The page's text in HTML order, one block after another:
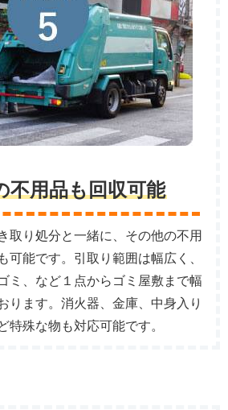
不用品も回収可能
取り処分と一緒に、その他の不用
可能です。引取り範囲は幅広く、
ミ、など１点からゴミ屋敷まで幅
ります。消火器、金庫、中身入り
特殊な物も対応可能です。